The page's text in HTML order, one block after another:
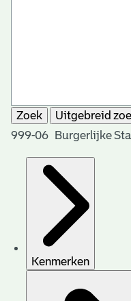
Zoek
Uitgebreid
999-06 Burgerlijke
Kenmerken